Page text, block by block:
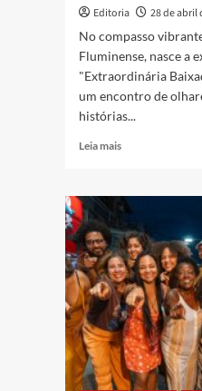
Editoria 28 de abril
No compasso
Fluminense, nasce a
"Extraordinária
um encontro de
histórias...
Leia maisRead
Exposição
Extraordinária
Baixada
em
Cores
será
lançada
neste
dia
29/04